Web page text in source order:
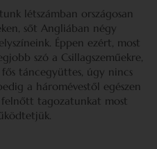
létszámban országosan
sőt Angliában négy
Éppen ezért, most
szó a Csillagszeműekre,
táncegyüttes, úgy nincs
a háromévestől egészen
tagozatunkat most